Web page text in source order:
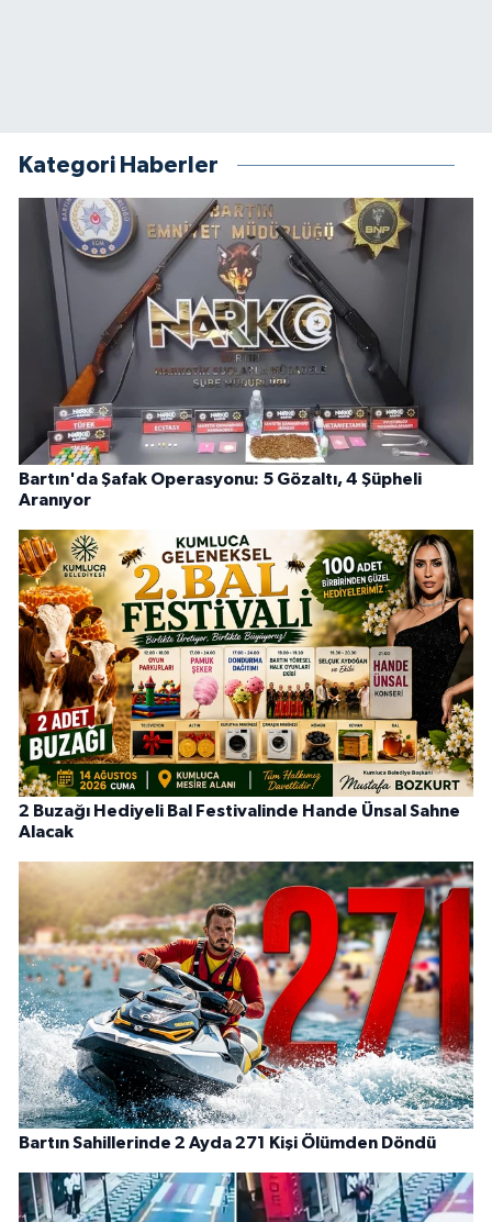
Kategori Haberler
Bartın'da Şafak Operasyonu: 5 Gözaltı, 4 Şüpheli
Aranıyor
2 Buzağı Hediyeli Bal Festivalinde Hande Ünsal Sahne
Alacak
Bartın Sahillerinde 2 Ayda 271 Kişi Ölümden Döndü